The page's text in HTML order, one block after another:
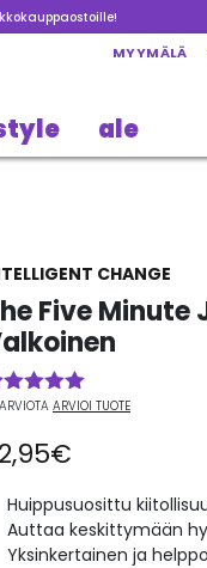
MYYMÄLÄ
ale
CHANGE
Five
4.90
ARVIOTA ARVIOI TUOTE
€
Huippusuosittu
Auttaa keskittymään
Yksinkertainen ja